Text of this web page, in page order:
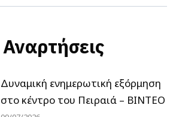
Αναρτήσεις
Δυναμική ενημερωτική εξόρμηση
στο κέντρο του Πειραιά – ΒΙΝΤΕΟ